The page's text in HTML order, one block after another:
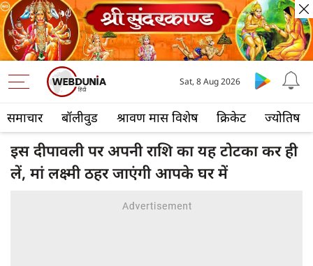
समाचार बॉलीवुड श्रावण मास विशेष क्रिकेट ज्योतिष
Sat, 8 Aug 2026
इस दीपावली पर अपनी राशि का यह टोटका कर ही
लें, मां लक्ष्मी ठहर जाएंगी आपके घर में